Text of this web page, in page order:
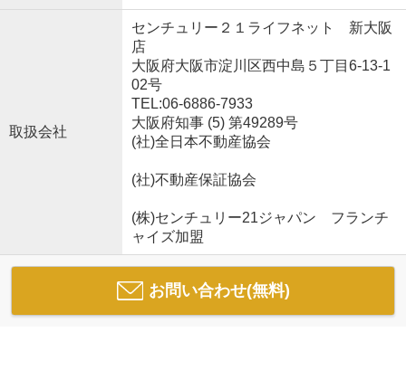
取扱会社
センチュリー２１ライフネット 新大阪
店
大阪府大阪市淀川区西中島５丁目6-13-1
02号
TEL:06-6886-7933
大阪府知事 (5) 第49289号
(社)全日本不動産協会
(社)不動産保証協会
(株)センチュリー21ジャパン フランチ
ャイズ加盟
お問い合わせ(無料)